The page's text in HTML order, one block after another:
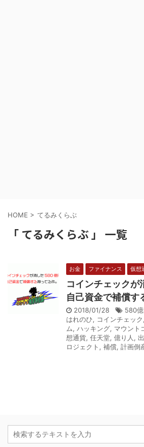
HOME > てるみくらぶ
「 てるみくらぶ 」 一覧
お金 ファイナンス 仮想
コインチェックが
自己資金で補償す
2018/01/28 580
はれのひ, コインチェック,
ム, ハッキング, マウント
想通貨, 任天堂, 億り人 ,
ロジェクト , 補償, 計画倒